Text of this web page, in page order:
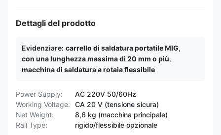
Dettagli del prodotto
Evidenziare: carrello di saldatura portatile MIG,
con una lunghezza massima di 20 mm o più,
macchina di saldatura a rotaia flessibile
Power Supply:
AC 220V 50/60Hz
Working Voltage:
CA 20 V (tensione sicura)
Net Weight:
8,6 kg (macchina principale)
Rail Type:
rigido/flessibile opzionale